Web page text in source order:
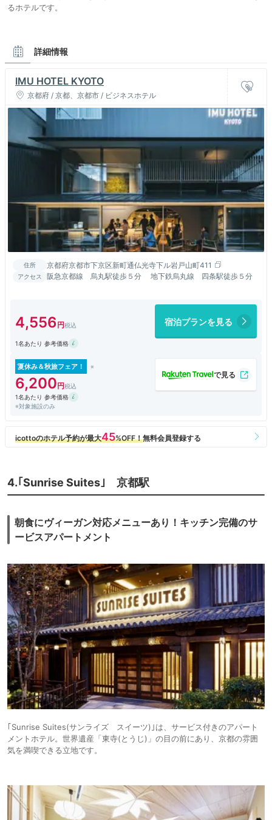
るホテルです。
詳細情報
IMU HOTEL KYOTO
京都府 / 京都、京都市 / ビジネスホテル
住所 京都府京都市下京区新町通仏光寺下ル岩戸山町411
アクセス 阪急京都線 烏丸駅徒歩５分 地下鉄烏丸線 四条駅徒歩５分
4,556 宿泊プランを見る
1名あたり 参考価格
夏休み＆秋旅フェア！
6,200
1名あたり 参考価格
※対象施設のみ
4.｢Sunrise Suites｣ 京都駅
朝食にヴィーガン対応メニューあり！キッチン完備のサ
ービスアパートメント
｢Sunrise Suites(サンライズ スイーツ)｣は、サービス付きのアパート
メントホテル。世界遺産「東寺(とうじ)」の目の前にあり、京都の雰囲
気を満喫できる立地です。